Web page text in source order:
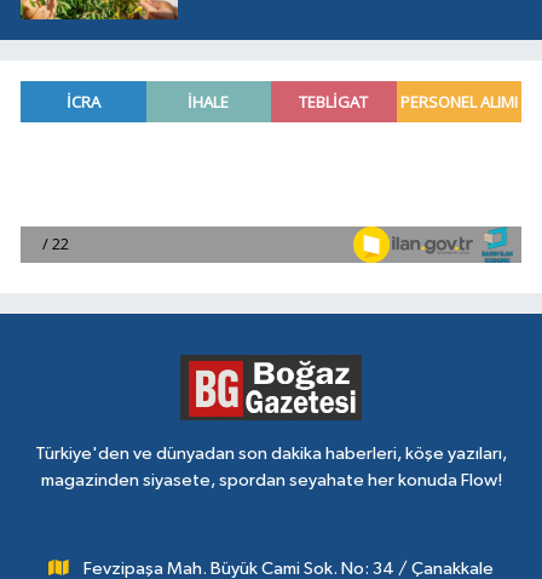
Türkiye'den ve dünyadan son dakika haberleri, köşe yazıları,
magazinden siyasete, spordan seyahate her konuda Flow!
Fevzipaşa Mah. Büyük Cami Sok. No: 34 / Çanakkale